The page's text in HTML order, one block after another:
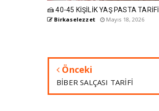
🍰 40-45 KİŞİLİK YAŞ PASTA TARİFİ
Birkaselezzet Mayıs 18, 2026
Önceki
BİBER SALÇASI TARİFİ